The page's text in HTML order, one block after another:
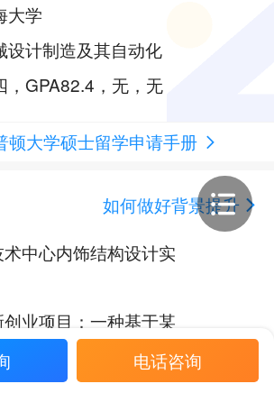
大学
设计制造及其自动化
，GPA82.4，无，无
顿大学硕士留学申请手册
如何做好背景提升
中心内饰结构设计实
业项目：一种基于某
运动评分系统；
电话咨询